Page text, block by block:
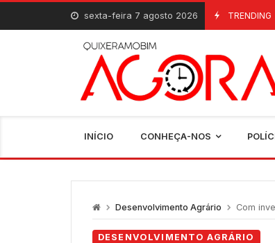
Skip
content
sexta-feira 7 agosto 2026 TRENDING
7 De Agosto, 2026 Escolas de
INÍCIO CONHEÇA-NOS
Desenvolvimento Agrário Com
DESENVOLVIMENTO AGRÁRIO